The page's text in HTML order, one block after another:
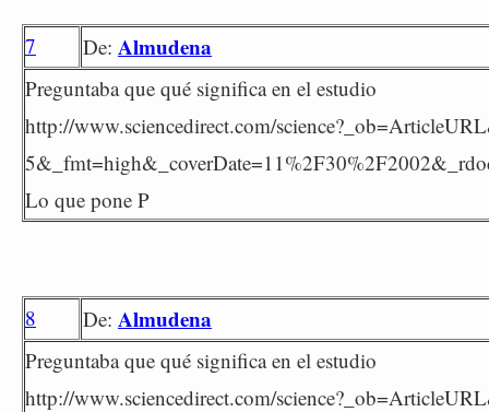
7 De: Almudena
Preguntaba que qué significa en el estudio
http://www.sciencedirect.com/
Lo que pone P
8 De: Almudena
Preguntaba que qué significa en el estudio
http://www.sciencedirect.com/